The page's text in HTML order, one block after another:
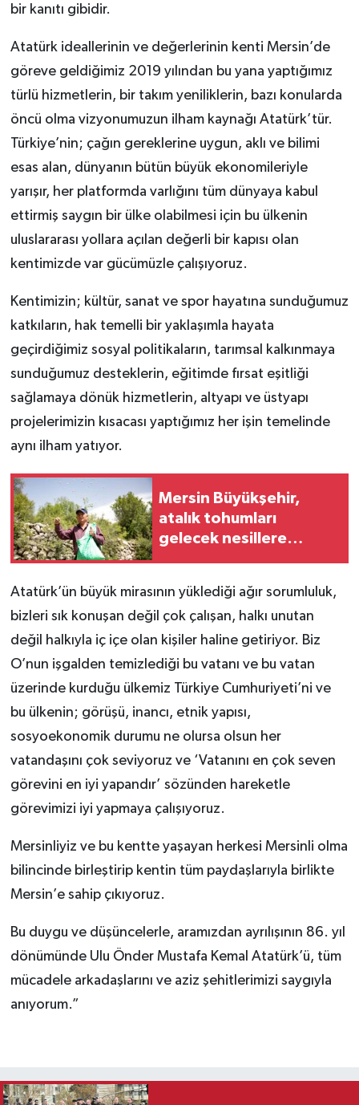
bir kanıtı gibidir.
Atatürk ideallerinin ve değerlerinin kenti Mersin’de
göreve geldiğimiz 2019 yılından bu yana yaptığımız
türlü hizmetlerin, bir takım yeniliklerin, bazı konularda
öncü olma vizyonumuzun ilham kaynağı Atatürk’tür.
Türkiye’nin; çağın gereklerine uygun, aklı ve bilimi
esas alan, dünyanın bütün büyük ekonomileriyle
yarışır, her platformda varlığını tüm dünyaya kabul
ettirmiş saygın bir ülke olabilmesi için bu ülkenin
uluslararası yollara açılan değerli bir kapısı olan
kentimizde var gücümüzle çalışıyoruz.
Kentimizin; kültür, sanat ve spor hayatına sunduğumuz
katkıların, hak temelli bir yaklaşımla hayata
geçirdiğimiz sosyal politikaların, tarımsal kalkınmaya
sunduğumuz desteklerin, eğitimde fırsat eşitliği
sağlamaya dönük hizmetlerin, altyapı ve üstyapı
projelerimizin kısacası yaptığımız her işin temelinde
aynı ilham yatıyor.
Mersin Büyükşehir,
atalık tohumları
gelecek nesillere
Atatürk’ün büyük mirasının yüklediği ağır sorumluluk,
bizleri sık konuşan değil çok çalışan, halkı unutan
değil halkıyla iç içe olan kişiler haline getiriyor. Biz
O’nun işgalden temizlediği bu vatanı ve bu vatan
üzerinde kurduğu ülkemiz Türkiye Cumhuriyeti’ni ve
bu ülkenin; görüşü, inancı, etnik yapısı,
sosyoekonomik durumu ne olursa olsun her
vatandaşını çok seviyoruz ve ‘Vatanını en çok seven
görevini en iyi yapandır’ sözünden hareketle
görevimizi iyi yapmaya çalışıyoruz.
Mersinliyiz ve bu kentte yaşayan herkesi Mersinli olma
bilincinde birleştirip kentin tüm paydaşlarıyla birlikte
Mersin’e sahip çıkıyoruz.
Bu duygu ve düşüncelerle, aramızdan ayrılışının 86. yıl
dönümünde Ulu Önder Mustafa Kemal Atatürk’ü, tüm
mücadele arkadaşlarını ve aziz şehitlerimizi saygıyla
anıyorum.”